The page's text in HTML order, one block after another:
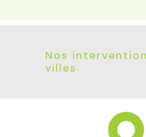
Nos
villes